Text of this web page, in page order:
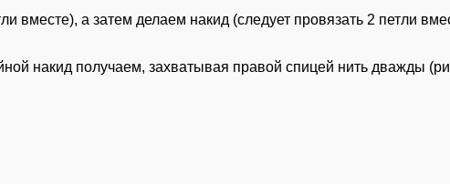
а затем делаем накид (следует провязать 2 петли
накид получаем, захватывая правой спицей нить дважды